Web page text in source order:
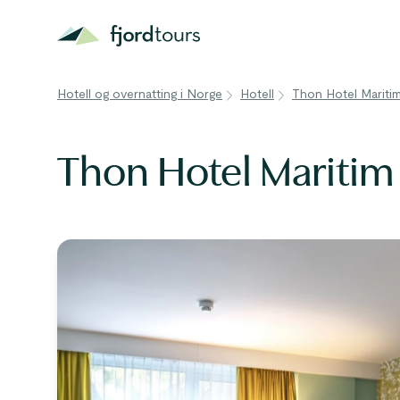
Hotell og overnatting i Norge Hotell Thon Hotel
Thon Hotel Maritim